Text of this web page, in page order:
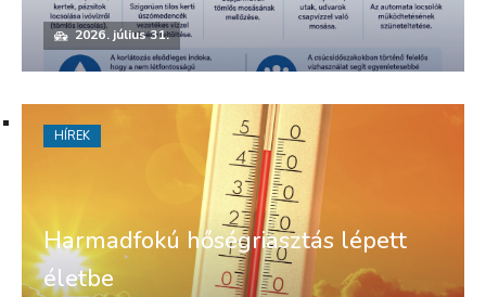
2026. július 31.
Harmadfokú hőségriasztás lépett
életbe
HÍREK